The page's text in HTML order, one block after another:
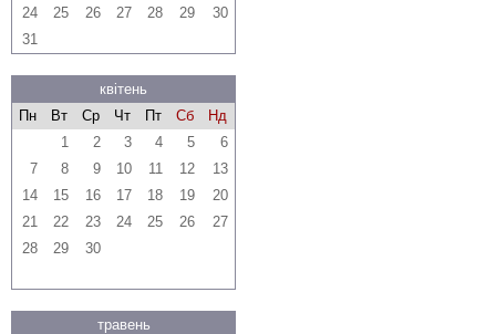
24
25 26 27 28 29
30
31
квітень
Пн
Вт Ср Чт Пт Сб
Нд
1
2 3 4 5
6
7
8 9 10 11 12
13
14
15 16 17 18 19
20
21
22 23 24 25 26
27
28
29 30
травень